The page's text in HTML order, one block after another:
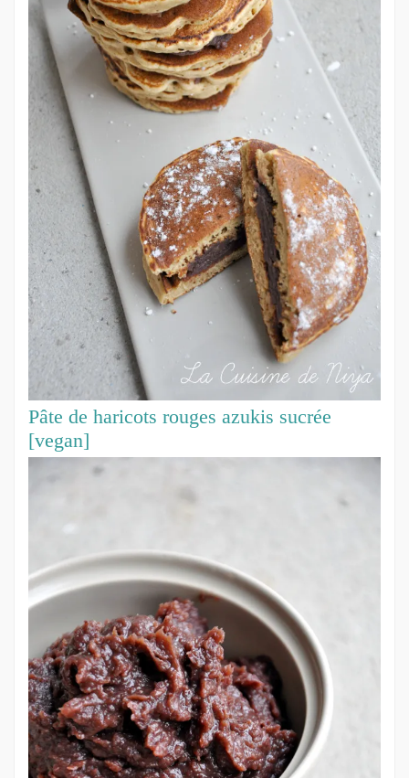
Pâte de haricots rouges azukis sucrée
[vegan]